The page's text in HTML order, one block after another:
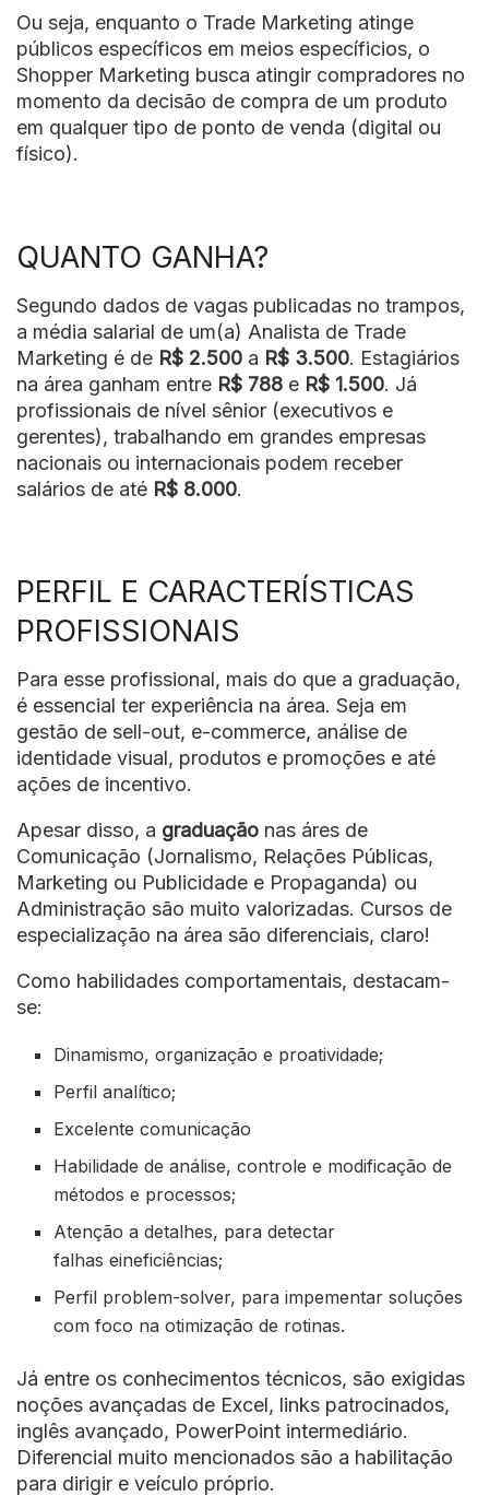
Ou seja, enquanto o Trade Marketing atinge
públicos específicos em meios específicios, o
Shopper Marketing busca atingir compradores no
momento da decisão de compra de um produto
em qualquer tipo de ponto de venda (digital ou
físico).
QUANTO GANHA?
Segundo dados de vagas publicadas no trampos,
a média salarial de um(a) Analista de Trade
Marketing é de R$ 2.500 a R$ 3.500. Estagiários
na área ganham entre R$ 788 e R$ 1.500. Já
profissionais de nível sênior (executivos e
gerentes), trabalhando em grandes empresas
nacionais ou internacionais podem receber
salários de até R$ 8.000.
PERFIL E CARACTERÍSTICAS
PROFISSIONAIS
Para esse profissional, mais do que a graduação,
é essencial ter experiência na área. Seja em
gestão de sell-out, e-commerce, análise de
identidade visual, produtos e promoções e até
ações de incentivo.
Apesar disso, a graduação nas áres de
Comunicação (Jornalismo, Relações Públicas,
Marketing ou Publicidade e Propaganda) ou
Administração são muito valorizadas. Cursos de
especialização na área são diferenciais, claro!
Como habilidades comportamentais, destacam-
se:
Dinamismo, organização e proatividade;
Perfil analítico;
Excelente comunicação
Habilidade de análise, controle e modificação de
métodos e processos;
Atenção a detalhes, para detectar
falhas eineficiências;
Perfil problem-solver, para impementar soluções
com foco na otimização de rotinas.
Já entre os conhecimentos técnicos, são exigidas
noções avançadas de Excel, links patrocinados,
inglês avançado, PowerPoint intermediário.
Diferencial muito mencionados são a habilitação
para dirigir e veículo próprio.